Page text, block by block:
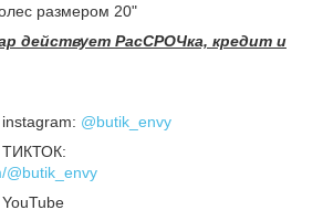
размером 20"
действует РасСРОЧка, кредит и
@butik_envy
ТИКТОК:
@butik_envy